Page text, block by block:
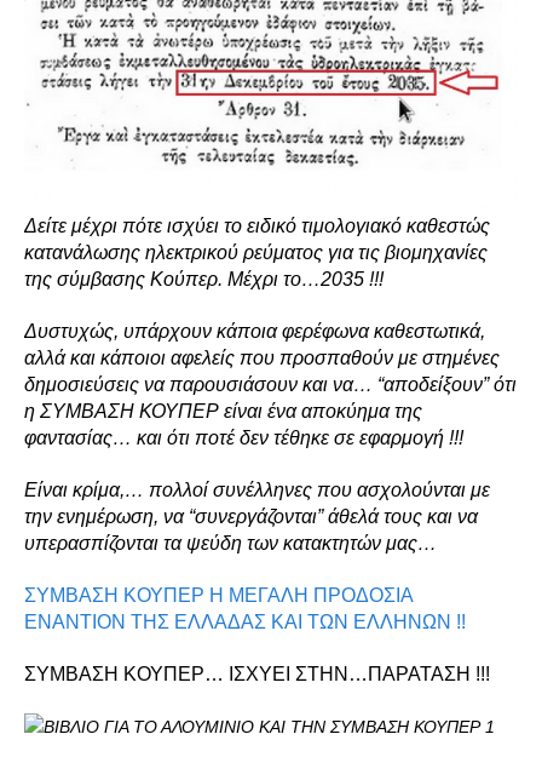
Δείτε μέχρι πότε ισχύει το ειδικό τιμολογιακό καθεστώς
κατανάλωσης ηλεκτρικού ρεύματος για τις βιομηχανίες
της σύμβασης Κούπερ. Μέχρι το…2035 !!!
Δυστυχώς, υπάρχουν κάποια φερέφωνα καθεστωτικά,
αλλά και κάποιοι αφελείς που προσπαθούν με στημένες
δημοσιεύσεις να παρουσιάσουν και να… “αποδείξουν” ότι
η ΣΥΜΒΑΣΗ ΚΟΥΠΕΡ είναι ένα αποκύημα της
φαντασίας… και ότι ποτέ δεν τέθηκε σε εφαρμογή !!!
Είναι κρίμα,… πολλοί συνέλληνες που ασχολούνται με
την ενημέρωση, να “συνεργάζονται” άθελά τους και να
υπερασπίζονται τα ψεύδη των κατακτητών μας…
ΣΥΜΒΑΣΗ ΚΟΥΠΕΡ Η ΜΕΓΑΛΗ ΠΡΟΔΟΣΙΑ
ΕΝΑΝΤΙΟΝ ΤΗΣ ΕΛΛΑΔΑΣ ΚΑΙ ΤΩΝ ΕΛΛΗΝΩΝ !!
ΣΥΜΒΑΣΗ ΚΟΥΠΕΡ… ΙΣΧΥΕΙ ΣΤΗΝ…ΠΑΡΑΤΑΣΗ !!!